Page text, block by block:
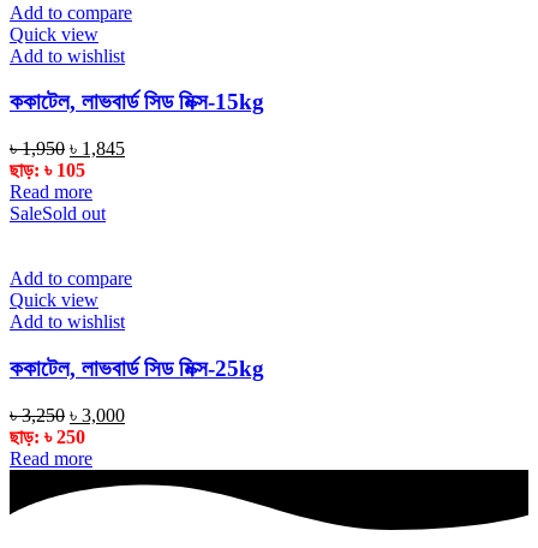
Add to compare
Quick view
Add to wishlist
ককাটেল, লাভবার্ড সিড মিক্স-15kg
৳1,950 Original
price
was:
৳ 1,950.
৳ 1,845Current
ছাড়: ৳ 105
Read more
SaleSold out
Add to compare
Quick view
Add to wishlist
ককাটেল, লাভবার্ড সিড মিক্স-25kg
৳3,250 Original
price
was:
৳ 3,000Current
ছাড়: ৳250
Read more